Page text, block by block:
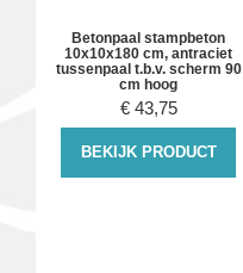
Betonpaal stampbeton
10x10x180 cm, antraciet
tussenpaal t.b.v. scherm 90
cm hoog
€ 43,75
BEKIJK PRODUCT